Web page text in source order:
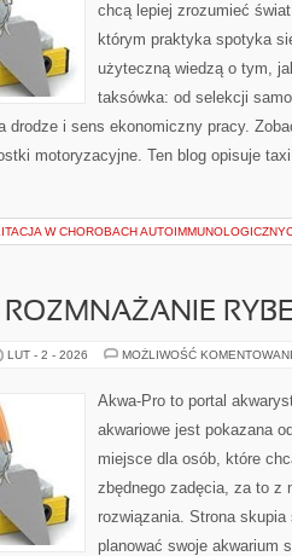
chcą lepiej zrozumieć
którym praktyka spotyka
użyteczną wiedzą o tym,
taksówka: od selekcji
drodze i sens ekonomiczny pracy.
motoryzacyjne. Ten blog opisuje
W CHOROBACH
LUT - 2 - 2026 MOŻLIWOŚĆ
Akwa-Pro to portal
akwariowe jest pokazana
miejsce dla osób, które
zbędnego zadęcia, za to z
rozwiązania. Strona
planować swoje akwarium